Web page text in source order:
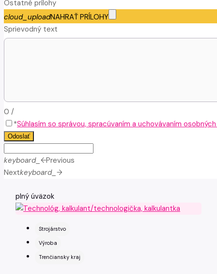
Ostatné prílohy
cloud_uploadNAHRAŤ PRÍLOHY
Sprievodný text
0 /
*Súhlasím so správou, spracúvaním a uchovávaním
Odoslať
keyboard_arrow_leftPrevious
Nextkeyboard_arrow_right
plný úväzok
Strojárstvo
Výroba
Trenčiansky kraj